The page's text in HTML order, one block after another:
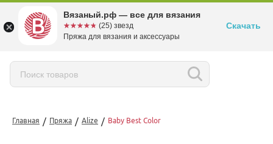
Главная / Пряжа / Alize / Baby Best Color
Вязаный.рф — все для вязания
☆☆☆☆☆
★★★★★ (25) звезд
Пряжа для вязания и аксессуары
Скачать